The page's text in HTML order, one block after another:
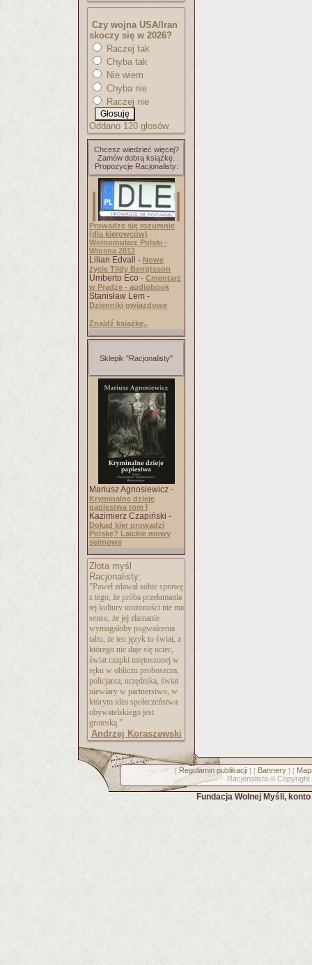
Czy wojna USA/Iran
skoczy się w 2026?
Raczej tak
Chyba tak
Nie wiem
Chyba nie
Raczej nie
Oddano 120 głosów.
Chcesz wiedzieć więcej?
Zamów dobrą książkę.
Propozycje Racjonalisty:
Prowadzę się rozumnie
(dla kierowców)
Wolnomularz Polski -
Wiosna 2012
Lilian Edvall - Nowe
życie Tildy Bengtsson
Umberto Eco - Cmentarz
w Pradze - audiobook
Stanisław Lem -
Dzienniki gwiazdowe
Znajdź książkę..
Sklepik "Racjonalisty"
Mariusz Agnosiewicz -
Kryminalne dzieje
papiestwa tom I
Kazimierz Czapiński -
Dokąd kler prowadzi
Polskę? Laickie mowy
sejmowe
Złota myśl
Racjonalisty:
"Paweł zdawał sobie sprawę
z tego, że próba przełamania
tej kultury uniżoności nie ma
sensu, że jej złamanie
wymagałoby pogwałcenia
tabu, że ten język to świat, z
którego nie daje się uciec,
świat czapki miętoszonej w
ręku w obliczu proboszcza,
policjanta, urzędnika, świat
niewiary w partnerstwo, w
którym idea społeczeństwa
obywatelskiego jest
groteską."
Andrzej Koraszewski
[ Regulamin publikacji] [ Bannery] [
Racjonalista © Copyright
Fundacja Wolnej Myśli,